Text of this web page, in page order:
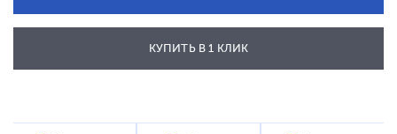
ОТПРАВИТЬ
КУПИТЬ В 1 КЛИК